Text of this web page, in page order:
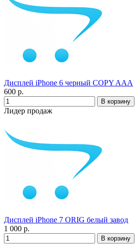
Дисплей iPhone 6 черный COPY AAA
600 р.
Лидер продаж
Дисплей iPhone 7 ORIG белый завод
1 000 р.